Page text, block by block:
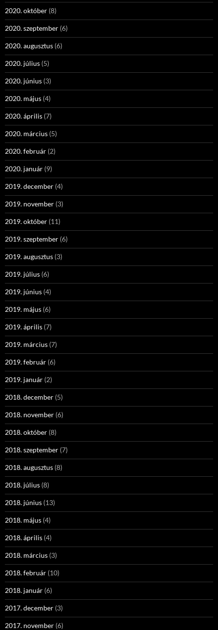
2020. október (8)
2020. szeptember (6)
2020. augusztus (6)
2020. július (5)
2020. június (3)
2020. május (4)
2020. április (7)
2020. március (5)
2020. február (2)
2020. január (9)
2019. december (4)
2019. november (3)
2019. október (11)
2019. szeptember (6)
2019. augusztus (3)
2019. július (6)
2019. június (4)
2019. május (6)
2019. április (7)
2019. március (7)
2019. február (6)
2019. január (2)
2018. december (5)
2018. november (6)
2018. október (8)
2018. szeptember (7)
2018. augusztus (8)
2018. július (8)
2018. június (13)
2018. május (4)
2018. április (4)
2018. március (3)
2018. február (10)
2018. január (6)
2017. december (3)
2017. november (6)